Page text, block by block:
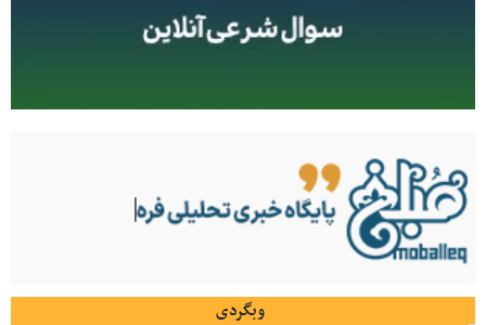
وبگردی